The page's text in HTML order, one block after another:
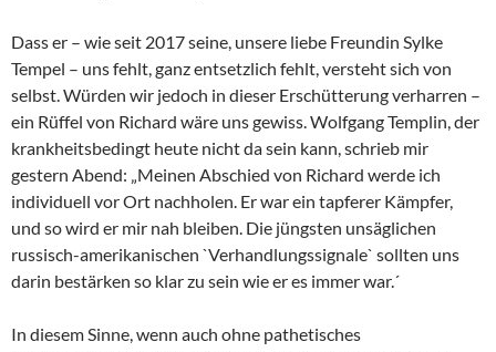
Dass er – wie seit 2017 seine, unsere liebe Freundin Sylke
Tempel – uns fehlt, ganz entsetzlich fehlt, versteht sich von
selbst. Würden wir jedoch in dieser Erschütterung verharren –
ein Rüffel von Richard wäre uns gewiss. Wolfgang Templin, der
krankheitsbedingt heute nicht da sein kann, schrieb mir
gestern Abend: „Meinen Abschied von Richard werde ich
individuell vor Ort nachholen. Er war ein tapferer Kämpfer,
und so wird er mir nah bleiben. Die jüngsten unsäglichen
russisch-amerikanischen `Verhandlungssignale` sollten uns
darin bestärken so klar zu sein wie er es immer war.´
In diesem Sinne, wenn auch ohne pathetisches